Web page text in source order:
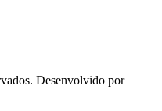
Desenvolvido por